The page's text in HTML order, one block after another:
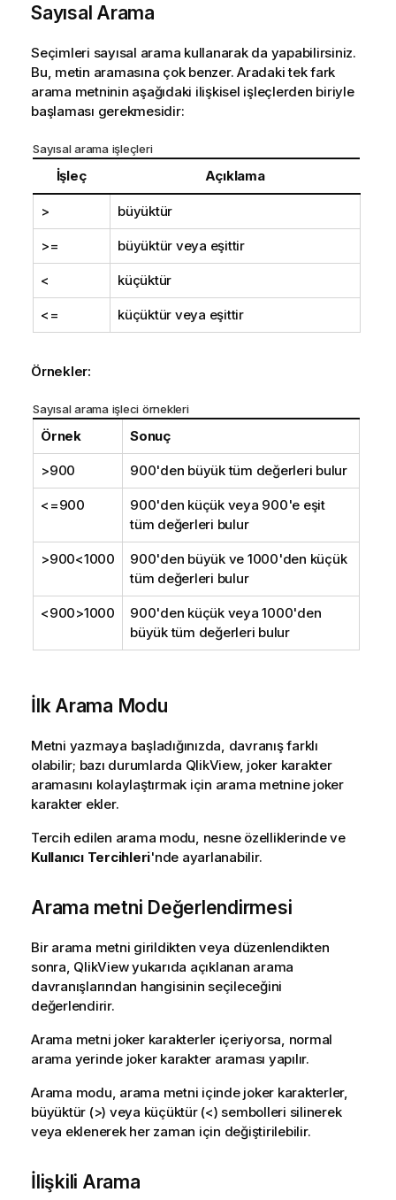
Sayısal Arama
Seçimleri sayısal arama kullanarak da yapabilirsiniz.
Bu, metin aramasına çok benzer. Aradaki tek fark
arama metninin aşağıdaki ilişkisel işleçlerden biriyle
başlaması gerekmesidir:
Sayısal arama işleçleri
İşleç Açıklama
> büyüktür
>= büyüktür veya eşittir
< küçüktür
<= küçüktür veya eşittir
Örnekler:
Sayısal arama işleci örnekleri
Örnek Sonuç
>900 900'den büyük tüm değerleri bulur
<=900
900'den küçük veya 900'e eşit
tüm değerleri bulur
>900<1000
900'den büyük ve 1000'den küçük
tüm değerleri bulur
<900>1000
900'den küçük veya 1000'den
büyük tüm değerleri bulur
İlk Arama Modu
Metni yazmaya başladığınızda, davranış farklı
olabilir; bazı durumlarda QlikView, joker karakter
aramasını kolaylaştırmak için arama metnine joker
karakter ekler.
Tercih edilen arama modu, nesne özelliklerinde ve
Kullanıcı Tercihleri'nde ayarlanabilir.
Arama metni Değerlendirmesi
Bir arama metni girildikten veya düzenlendikten
sonra, QlikView yukarıda açıklanan arama
davranışlarından hangisinin seçileceğini
değerlendirir.
Arama metni joker karakterler içeriyorsa, normal
arama yerinde joker karakter araması yapılır.
Arama modu, arama metni içinde joker karakterler,
büyüktür (>) veya küçüktür (<) sembolleri silinerek
veya eklenerek her zaman için değiştirilebilir.
İlişkili Arama